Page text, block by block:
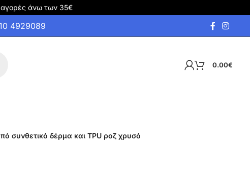
αγορές άνω των 35€
4929089
0.00€
συνθετικό δέρμα και TPU ροζ χρυσό